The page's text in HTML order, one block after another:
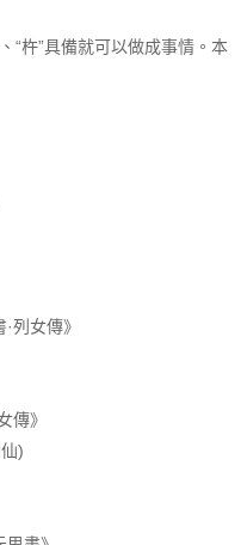
“杵”具備就可以做成事情。本
列女傳》
傳》
)